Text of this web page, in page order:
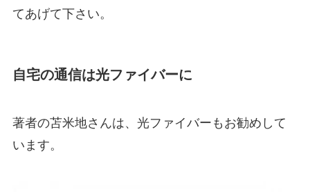
てあげて下さい。
自宅の通信は光ファイバーに
著者の苫米地さんは、光ファイバーもお勧めして
います。